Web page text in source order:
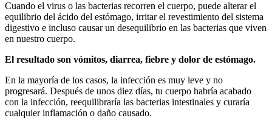
Cuando el virus o las bacterias recorren el cuerpo, puede alterar el
equilibrio del ácido del estómago, irritar el revestimiento del sistema
digestivo e incluso causar un desequilibrio en las bacterias que viven
en nuestro cuerpo.
El resultado son vómitos, diarrea, fiebre y dolor de estómago.
En la mayoría de los casos, la infección es muy leve y no
progresará. Después de unos diez días, tu cuerpo habría acabado
con la infección, reequilibraría las bacterias intestinales y curaría
cualquier inflamación o daño causado.